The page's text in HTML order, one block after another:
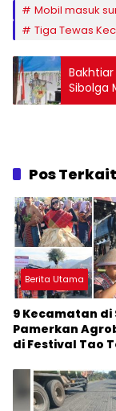
Mobil masuk
Tiga Tewas
Sibolga
Choir
Pos Terkait
Berita Utama
9 Kecamatan di
Pamerkan
di Festival Tao
Produk Lokal
Terkenal